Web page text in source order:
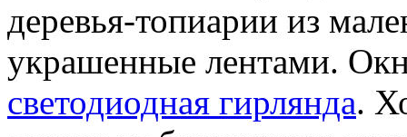
деревья-топиарии из
украшенные лентами.
светодиодная гирлянда.